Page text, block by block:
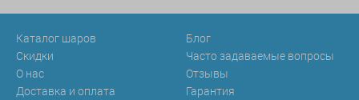
Каталог шаров
Скидки
О нас
Доставка и оплата
Блог
Часто задаваемые вопросы
Отзывы
Гарантия